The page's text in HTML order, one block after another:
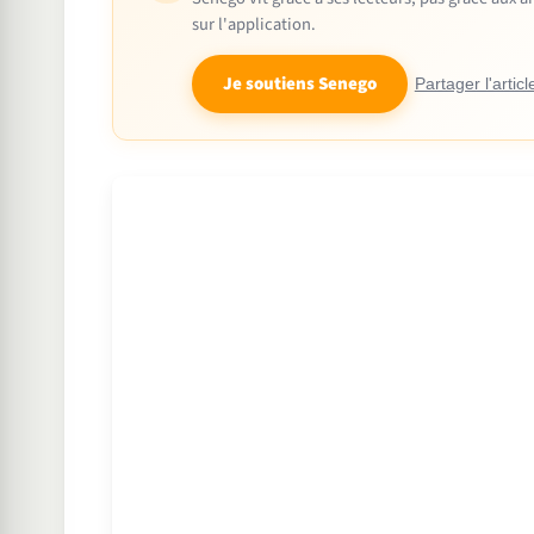
sur l'application.
Je soutiens Senego Partager